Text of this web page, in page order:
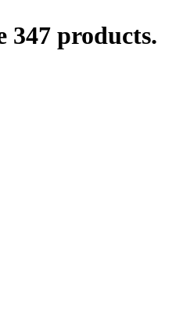
347 products.